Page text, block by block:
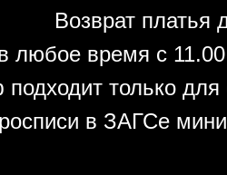
Возврат платья
любое время с
только
в ЗАГСе